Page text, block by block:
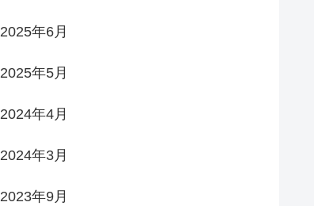
2025年6月
2025年5月
2024年4月
2024年3月
2023年9月